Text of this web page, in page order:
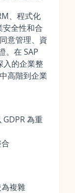
、程式化
安全性和合
意管理、資
。在 SAP
入的企業整
高階到企業
為重
複雜